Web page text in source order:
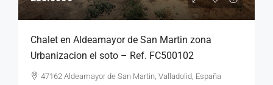
Chalet en Aldeamayor de San Martin zona
Urbanizacion el soto – Ref. FC500102
47162 Aldeamayor de San Martin, Valladolid, España